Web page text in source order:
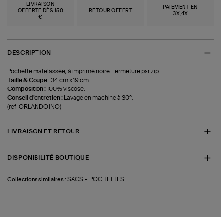
LIVRAISON
OFFERTE DÈS 150
€
RETOUR OFFERT
PAIEMENT EN
3X,4X
DESCRIPTION
Pochette matelassée, à imprimé noire. Fermeture par zip.
Taille & Coupe :34 cm x 19 cm.
Composition :100% viscose.
Conseil d'entretien :
Lavage en machine à 30°.
(ref-ORLANDO1NO)
LIVRAISON ET RETOUR
DISPONIBILITÉ BOUTIQUE
Collections similaires : SACS - POCHETTES